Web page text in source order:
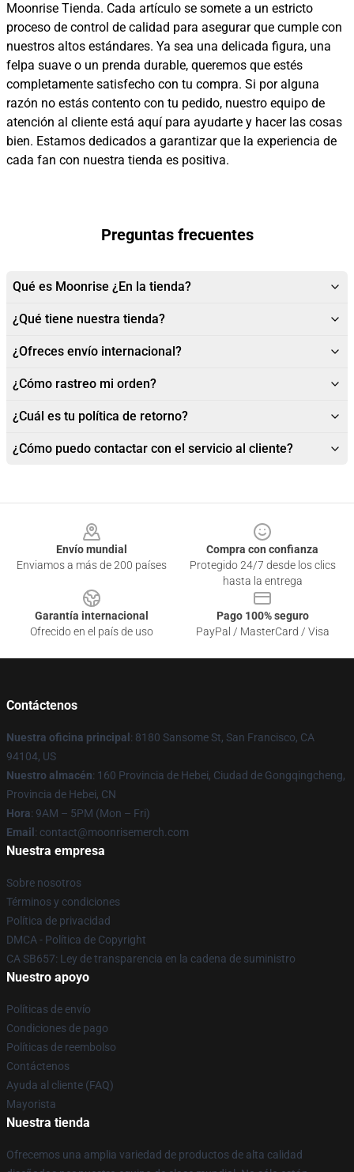
Moonrise Tienda. Cada artículo se somete a un estricto
proceso de control de calidad para asegurar que cumple con
nuestros altos estándares. Ya sea una delicada figura, una
felpa suave o un prenda durable, queremos que estés
completamente satisfecho con tu compra. Si por alguna
razón no estás contento con tu pedido, nuestro equipo de
atención al cliente está aquí para ayudarte y hacer las cosas
bien. Estamos dedicados a garantizar que la experiencia de
cada fan con nuestra tienda es positiva.
Preguntas frecuentes
Qué es Moonrise ¿En la tienda?
¿Qué tiene nuestra tienda?
¿Ofreces envío internacional?
¿Cómo rastreo mi orden?
¿Cuál es tu política de retorno?
¿Cómo puedo contactar con el servicio al cliente?
Envío mundial
Enviamos a más de 200 países
Compra con confianza
Protegido 24/7 desde los clics
hasta la entrega
Garantía internacional
Ofrecido en el país de uso
Pago 100% seguro
PayPal / MasterCard / Visa
Contáctenos
Nuestra oficina principal : 8180 Sansome St, San Francisco, CA
94104, US
Nuestro almacén: 160 Provincia de Hebei, Ciudad de Gongqingcheng,
Provincia de Hebei, CN
Hora: 9AM – 5PM (Mon – Fri)
Email : contact@moonrisemerch.com
Nuestra empresa
Sobre nosotros
Términos y condiciones
Política de privacidad
DMCA - Política de Copyright
CA SB657: Ley de transparencia en la cadena de suministro
Nuestro apoyo
Políticas de envío
Condiciones de pago
Políticas de reembolso
Contáctenos
Ayuda al cliente (FAQ)
Mayorista
Nuestra tienda
Ofrecemos una amplia variedad de productos de alta calidad